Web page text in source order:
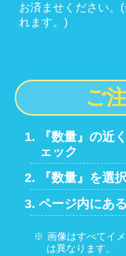
お済ませください。
れます。)
ご
『数量』の近
ェック
『数量』を選択
ページ内にあ
画像はすべてイ
は異なります。